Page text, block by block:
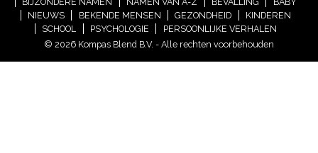
NIEUWS
BEKENDE MENSEN GEZONDHEID
KINDEREN
SCHOOL
PSYCHOLOGIE
PERSOONLIJKE VERHALEN
© 2026 Kompas Blend B.V. - Alle rechten voorbehouden